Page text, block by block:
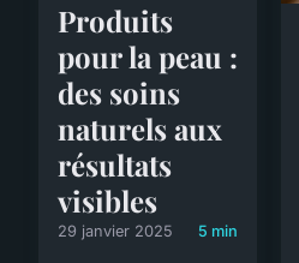
Produits
pour la peau :
des soins
naturels aux
résultats
visibles
29 janvier 2025 5 min